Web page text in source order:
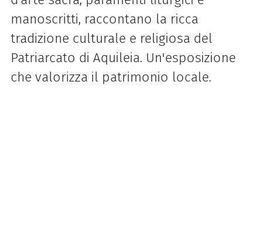
manoscritti, raccontano la ricca
tradizione culturale e religiosa del
Patriarcato di Aquileia. Un'esposizione
che valorizza il patrimonio locale.